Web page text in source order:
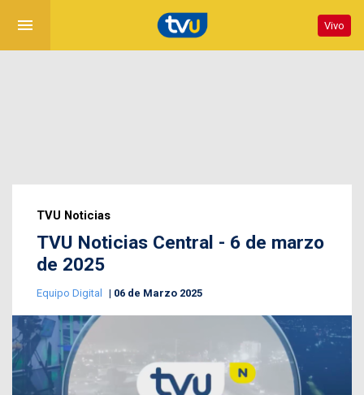
menu Vivo
TVU Noticias
TVU Noticias Central - 6 de marzo
de 2025
Equipo Digital 06 de Marzo 2025